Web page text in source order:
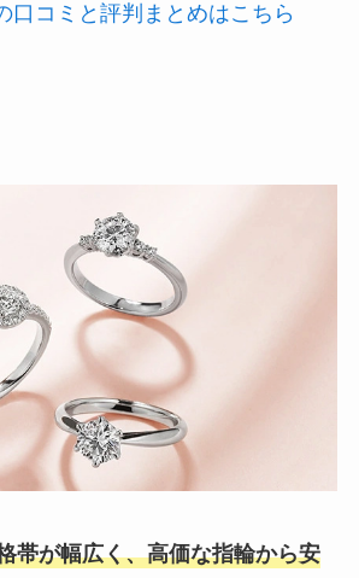
口コミと評判まとめはこちら
帯が幅広く、高価な指輪から安